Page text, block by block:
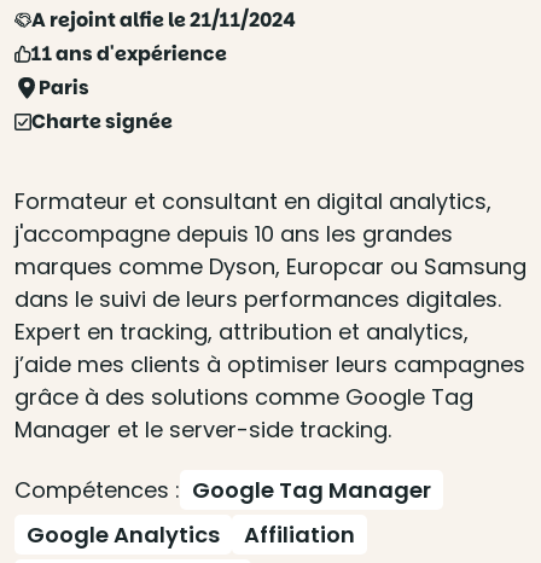
A rejoint alfie le 21/11/2024
11 ans d'expérience
Paris
Charte signée
Formateur et consultant en digital analytics,
j'accompagne depuis 10 ans les grandes
marques comme Dyson, Europcar ou Samsung
dans le suivi de leurs performances digitales.
Expert en tracking, attribution et analytics,
j’aide mes clients à optimiser leurs campagnes
grâce à des solutions comme Google Tag
Manager et le server-side tracking.
Compétences : Google Tag Manager
Google Analytics
Affiliation